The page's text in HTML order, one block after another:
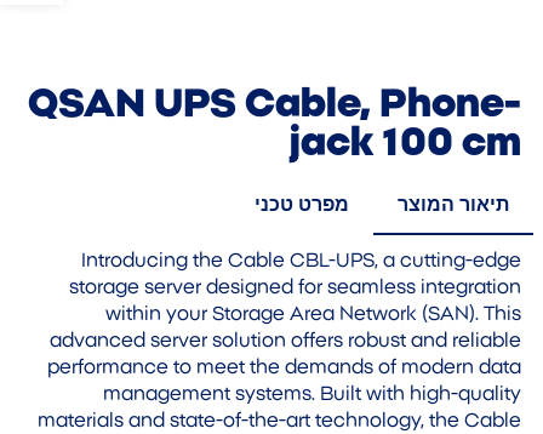
QSAN UPS Cable, Phone-
jack 100 cm
תיאור המוצר מפרט טכני
Introducing the Cable CBL-UPS, a cutting-edge
storage server designed for seamless integration
within your Storage Area Network (SAN). This
advanced server solution offers robust and reliable
performance to meet the demands of modern data
management systems. Built with high-quality
materials and state-of-the-art technology, the Cable